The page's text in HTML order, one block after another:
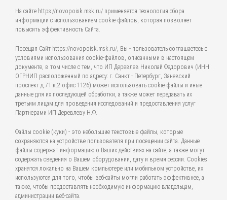
На сайте https://novopoisk.msk.ru/ применяется технология сбора
информации с использованием cookie-файлов, которая позволяет
повысить эффективность Сайта.
Посещая Сайт https://novopoisk.msk.ru/, Вы - пользователь соглашаетесь с
условиями использования cookie-файлов, описанными в настоящем
документе, в том числе с тем, что ИП Деревлев Николай Федорович (ИНН
ОГРНИП расположенный по адресу: г. Санкт - Петербург, Заневский
проспект д.71 к.2 офис 1126) может использовать cookie-файлы и иные
данные для их последующей обработки, а также может передавать их
третьим лицам для проведения исследований и предоставления услуг
Партнерами ИП Деревлеву Н.Ф.
Файлы cookie (куки) - это небольшие текстовые файлы, которые
сохраняются на устройстве пользователя при посещении сайта. Данные
файлы содержат информацию о Ваших действиях на сайте, а также могут
содержать сведения о Вашем оборудовании, дату и время сессии. Cookies
хранятся локально на Вашем компьютере или мобильном устройстве, их
используются для того, чтобы веб-сайты могли работать эффективнее, а
также, чтобы предоставлять необходимую информацию владельцам,
администрации веб-сайта.